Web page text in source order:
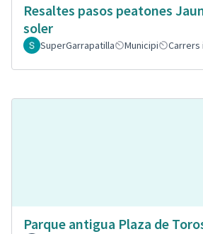
Resaltes pasos peatones
soler
SuperGarrapatilla Municipi Carrers
Parque antigua Plaza de